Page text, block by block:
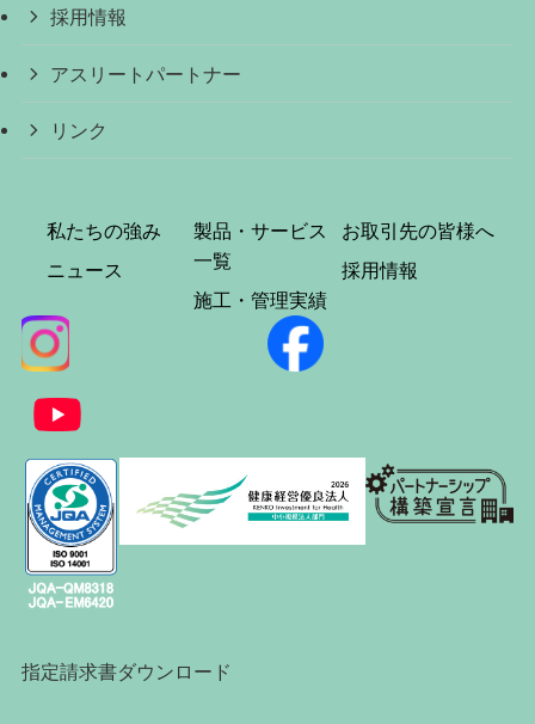
採用情報
アスリートパートナー
リンク
私たちの強み
ニュース
製品・サービス
一覧
施工・管理実績
お取引先の皆様へ
採用情報
指定請求書ダウンロード